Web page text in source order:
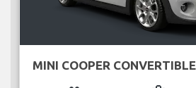
MINI COOPER CONVERTIBLE